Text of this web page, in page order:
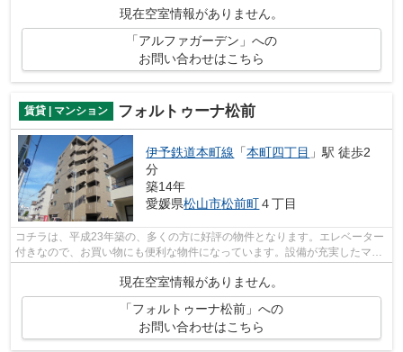
現在空室情報がありません。
「アルファガーデン」への
お問い合わせはこちら
賃貸 | マンション フォルトゥーナ松前
伊予鉄道本町線 「本町四丁目 」駅 徒歩2
分
築14年
愛媛県松山市松前町４丁目
コチラは、平成23年築の、多くの方に好評の物件となります。エレベーター
付きなので、お買い物にも便利な物件になっています。設備が充実したマン
ションタイプの物件。松山市エリアに...
現在空室情報がありません。
「フォルトゥーナ松前」への
お問い合わせはこちら